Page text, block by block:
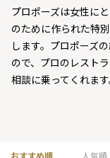
プロポーズは女性に
のために作られた特
します。プロポーズ
ので、プロのレスト
相談に乗ってくれます
おすすめ順 人気順